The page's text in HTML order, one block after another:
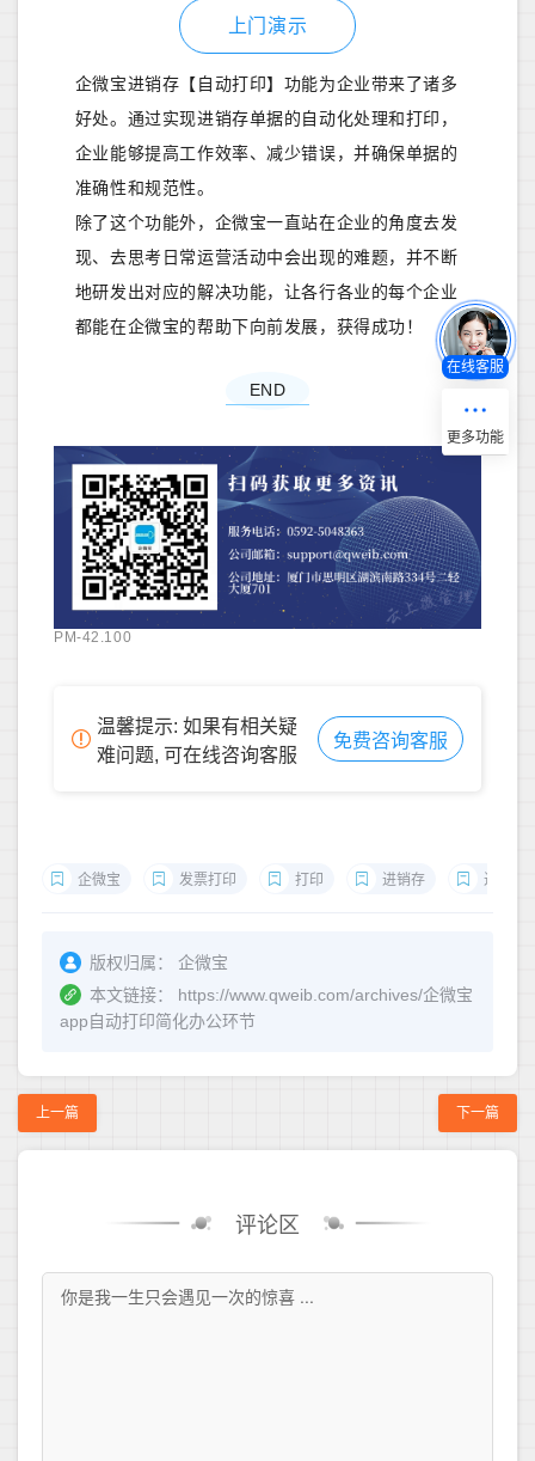
上门演示
企微宝进销存【自动打印】功能为企业带来了诸多
好处。通过实现进销存单据的自动化处理和打印，
企业能够提高工作效率、减少错误，并确保单据的
准确性和规范性。
除了这个功能外，企微宝一直站在企业的角度去发
现、去思考日常运营活动中会出现的难题，并不断
地研发出对应的解决功能，让各行各业的每个企业
都能在企微宝的帮助下向前发展，获得成功！
END
PM-42.100
温馨提示: 如果有相关疑
难问题, 可在线咨询客服
免费咨询客服
企微宝 发票打印 打印 进销存 进销存
版权归属：
企微宝
本文链接：
https://www.qweib.com/archives/企微宝
app自动打印简化办公环节
上一篇 下一篇
评论区
在线客服